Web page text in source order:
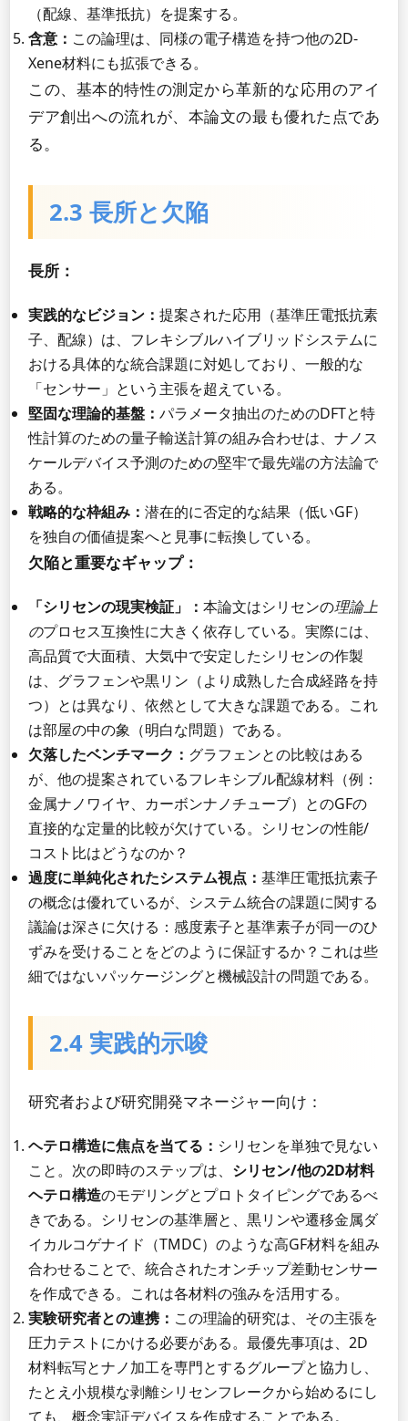
（配線、基準抵抗）を提案する。
含意： この論理は、同様の電子構造を持つ他の2D-
Xene材料にも拡張できる。
この、基本的特性の測定から革新的な応用のアイ
デア創出への流れが、本論文の最も優れた点であ
る。
2.3 長所と欠陥
長所：
実践的なビジョン： 提案された応用（基準圧電抵抗素
子、配線）は、フレキシブルハイブリッドシステムに
おける具体的な統合課題に対処しており、一般的な
「センサー」という主張を超えている。
堅固な理論的基盤： パラメータ抽出のためのDFTと特
性計算のための量子輸送計算の組み合わせは、ナノス
ケールデバイス予測のための堅牢で最先端の方法論で
ある。
戦略的な枠組み： 潜在的に否定的な結果（低いGF）
を独自の価値提案へと見事に転換している。
欠陥と重要なギャップ：
「シリセンの現実検証」： 本論文はシリセンの理論上
のプロセス互換性に大きく依存している。実際には、
高品質で大面積、大気中で安定したシリセンの作製
は、グラフェンや黒リン（より成熟した合成経路を持
つ）とは異なり、依然として大きな課題である。これ
は部屋の中の象（明白な問題）である。
欠落したベンチマーク： グラフェンとの比較はある
が、他の提案されているフレキシブル配線材料（例：
金属ナノワイヤ、カーボンナノチューブ）とのGFの
直接的な定量的比較が欠けている。シリセンの性能/
コスト比はどうなのか？
過度に単純化されたシステム視点： 基準圧電抵抗素子
の概念は優れているが、システム統合の課題に関する
議論は深さに欠ける：感度素子と基準素子が同一のひ
ずみを受けることをどのように保証するか？これは些
細ではないパッケージングと機械設計の問題である。
2.4 実践的示唆
研究者および研究開発マネージャー向け：
ヘテロ構造に焦点を当てる： シリセンを単独で見ない
こと。次の即時のステップは、 シリセン/他の2D材料
ヘテロ構造のモデリングとプロトタイピングであるべ
きである。シリセンの基準層と、黒リンや遷移金属ダ
イカルコゲナイド（TMDC）のような高GF材料を組み
合わせることで、統合されたオンチップ差動センサー
を作成できる。これは各材料の強みを活用する。
実験研究者との連携： この理論的研究は、その主張を
圧力テストにかける必要がある。最優先事項は、2D
材料転写とナノ加工を専門とするグループと協力し、
たとえ小規模な剥離シリセンフレークから始めるにし
ても、概念実証デバイスを作成することである。